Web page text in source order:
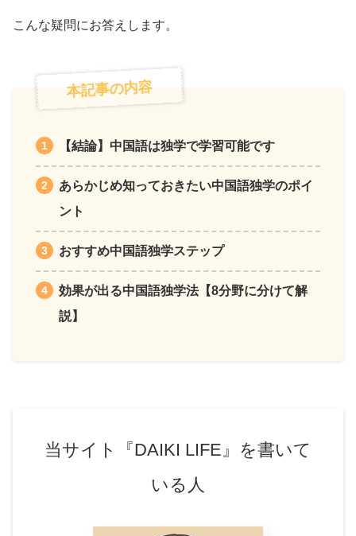
こんな疑問にお答えします。
本記事の内容
【結論】中国語は独学で学習可能です
あらかじめ知っておきたい中国語独学のポイ
ント
おすすめ中国語独学ステップ
効果が出る中国語独学法【8分野に分けて解
説】
当サイト『DAIKI LIFE』を書いて
いる人